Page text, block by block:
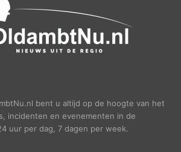
bent u altijd op de hoogte van het
incidenten en evenementen in de
uur per dag, 7 dagen per week.